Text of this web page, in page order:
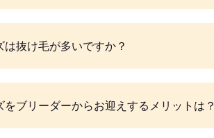
は抜け毛が多いですか？
をブリーダーからお迎えするメリットは？